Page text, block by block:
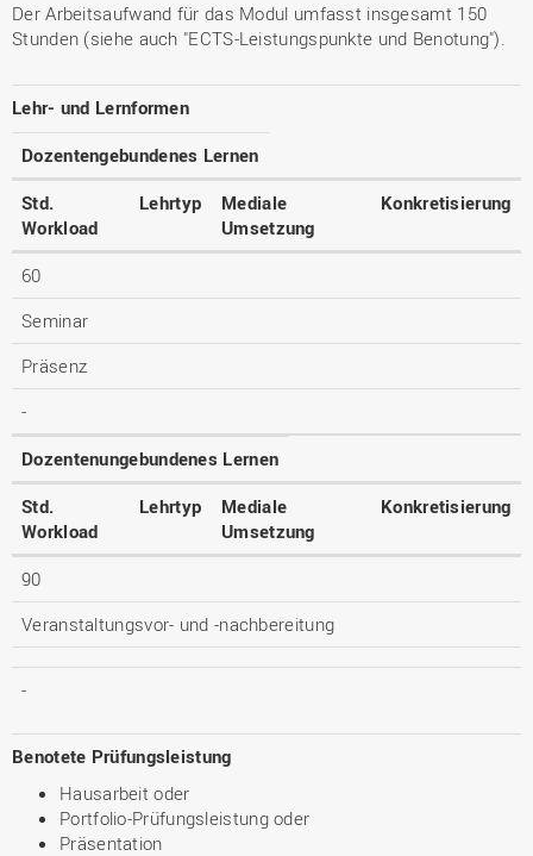
Der Arbeitsaufwand für das Modul umfasst insgesamt 150
Stunden (siehe auch "ECTS-Leistungspunkte und Benotung").
Lehr- und Lernformen
Dozentengebundenes Lernen
Std.
Workload
Lehrtyp
Mediale
Umsetzung
Konkretisierung
60
Seminar
Präsenz
-
Dozentenungebundenes Lernen
Std.
Workload
Lehrtyp
Mediale
Umsetzung
Konkretisierung
90
Veranstaltungsvor- und -nachbereitung
-
Benotete Prüfungsleistung
Hausarbeit oder
Portfolio-Prüfungsleistung oder
Präsentation